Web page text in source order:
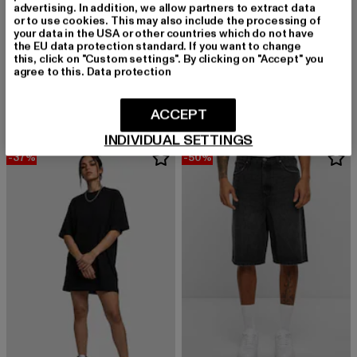
KARL KANI
2-Pack Pinstripe + Essential
URBAN CLASSICS
29,99 EUR
Derzeitiger Preis: 29,99 EUR
-37% -50%
advertising. In addition, we allow partners to extract data
or to use cookies. This may also include the processing of
your data in the USA or other countries which do not have
the EU data protection standard. If you want to change
this, click on "Custom settings". By clicking on "Accept" you
agree to this. Data protection
INDIVIDUAL SETTINGS
ACCEPT